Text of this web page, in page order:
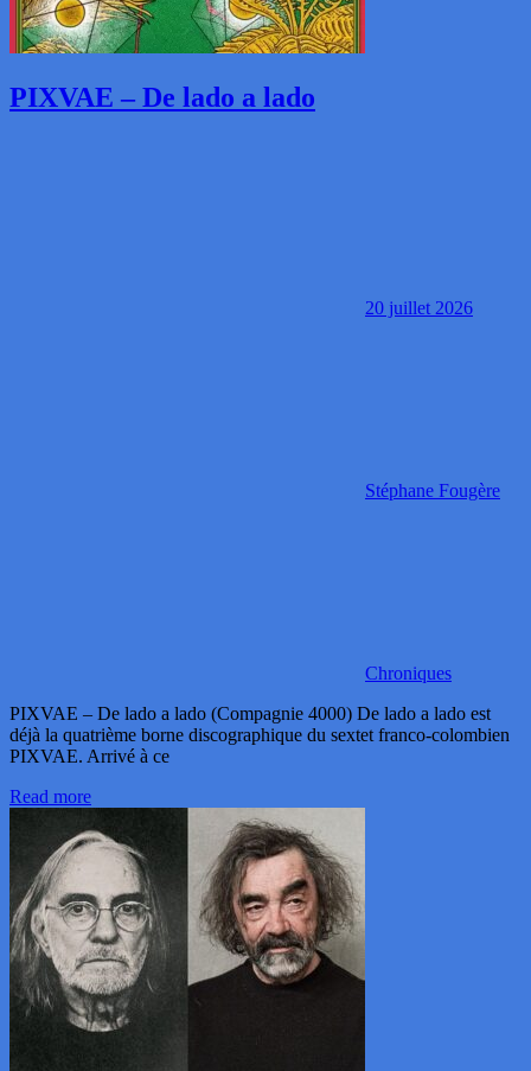
PIXVAE – De lado a lado
20 juillet 2026
Stéphane Fougère
Chroniques
PIXVAE – De lado a lado (Compagnie 4000) De lado a lado est
déjà la quatrième borne discographique du sextet franco-colombien
PIXVAE. Arrivé à ce
Read more